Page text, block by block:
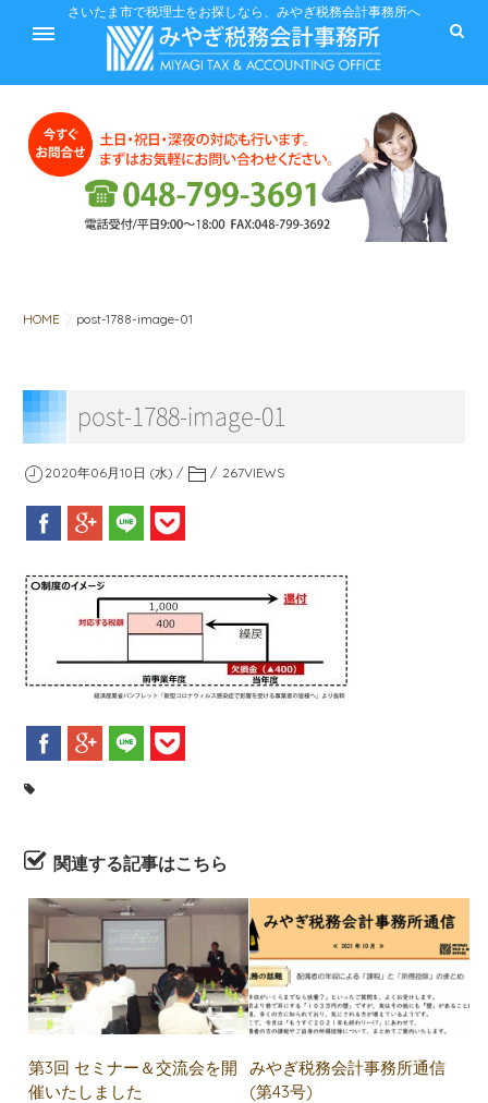
さいたま市で税理士をお探しなら、みやぎ税務会計事務所へ
ホーム
サービス
みやぎ税務会計事務所
お問合せ
HOME post-1788-image-01
post-1788-image-01
2020年06月10日 (水) 267VIEWS
関連する記事はこちら
第3回 セミナー＆交流会を開
催いたしました
みやぎ税務会計事務所通信
(第43号)